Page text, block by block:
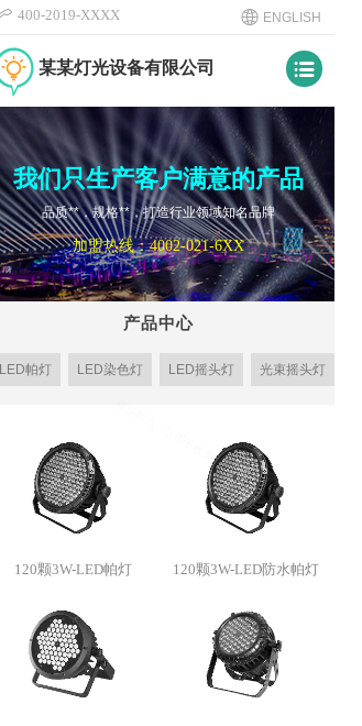
ENGLISH​
400-2019-XXXX
某某灯光设备有限公司
我们只生产客户满意的产品
品质**，规格**，打造行业领域知名品牌
加盟热线：4002-021-6XX
LED帕灯 LED染色灯 LED摇头灯 光束摇头灯
产品中心
120颗3W-LED帕灯 120颗3W-LED防水帕灯